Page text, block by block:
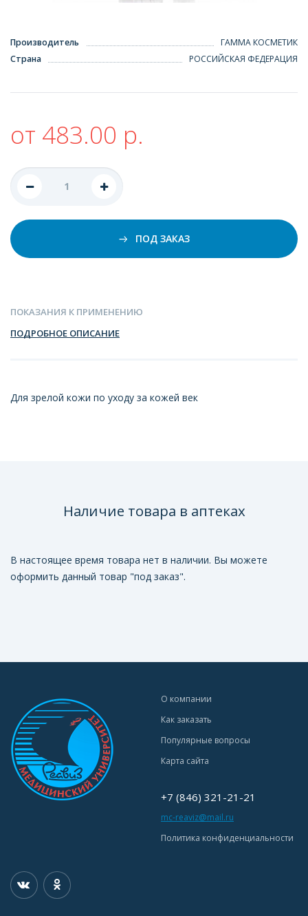
Производитель
ГАММА КОСМЕТИК
Страна
РОССИЙСКАЯ ФЕДЕРАЦИЯ
от 483.00 р.
ПОД ЗАКАЗ
ПОКАЗАНИЯ К ПРИМЕНЕНИЮ
ПОДРОБНОЕ ОПИСАНИЕ
Для зрелой кожи по уходу за кожей век
Наличие товара в аптеках
В настоящее время товара нет в наличии. Вы можете
оформить данный товар "под заказ".
О компании
Как заказать
Популярные вопросы
Карта сайта
+7 (846) 321-21-21
mc-reaviz@mail.ru
Политика конфиденциальности